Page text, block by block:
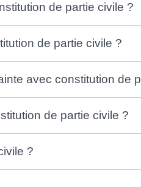
de partie civile ?
de partie civile ?
avec constitution de
de partie civile ?
?